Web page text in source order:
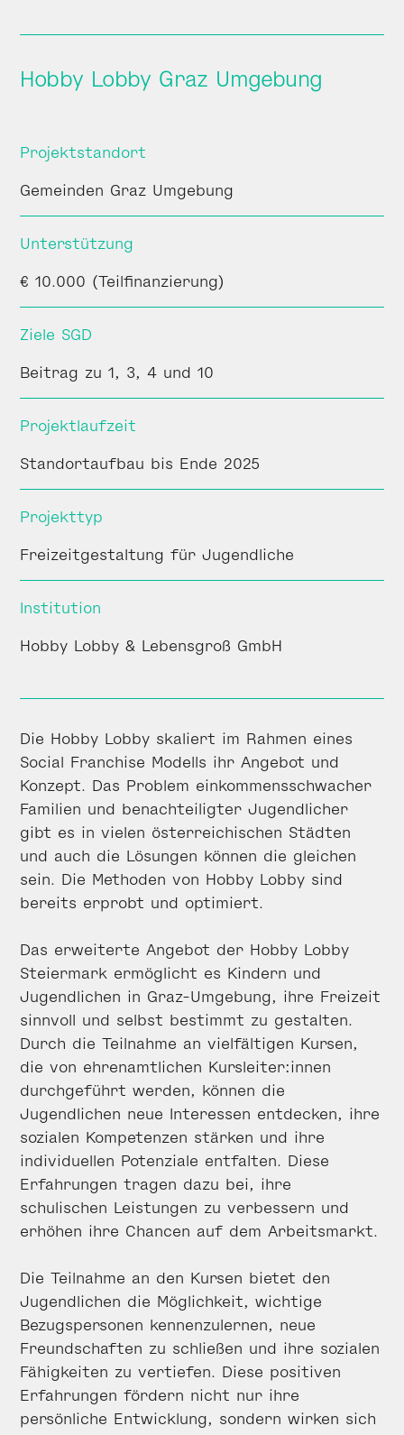
Hobby Lobby Graz Umgebung
Projektstandort
Gemeinden Graz Umgebung
Unterstützung
€ 10.000 (Teilfinanzierung)
Ziele SGD
Beitrag zu 1, 3, 4 und 10
Projektlaufzeit
Standortaufbau bis Ende 2025
Projekttyp
Freizeitgestaltung für Jugendliche
Institution
Hobby Lobby & Lebensgroß GmbH
Die Hobby Lobby skaliert im Rahmen eines
Social Franchise Modells ihr Angebot und
Konzept. Das Problem einkommensschwacher
Familien und benachteiligter Jugendlicher
gibt es in vielen österreichischen Städten
und auch die Lösungen können die gleichen
sein. Die Methoden von Hobby Lobby sind
bereits erprobt und optimiert.
Das erweiterte Angebot der Hobby Lobby
Steiermark ermöglicht es Kindern und
Jugendlichen in Graz-Umgebung, ihre Freizeit
sinnvoll und selbst bestimmt zu gestalten.
Durch die Teilnahme an vielfältigen Kursen,
die von ehrenamtlichen Kursleiter:innen
durchgeführt werden, können die
Jugendlichen neue Interessen entdecken, ihre
sozialen Kompetenzen stärken und ihre
individuellen Potenziale entfalten. Diese
Erfahrungen tragen dazu bei, ihre
schulischen Leistungen zu verbessern und
erhöhen ihre Chancen auf dem Arbeitsmarkt.
Die Teilnahme an den Kursen bietet den
Jugendlichen die Möglichkeit, wichtige
Bezugspersonen kennenzulernen, neue
Freundschaften zu schließen und ihre sozialen
Fähigkeiten zu vertiefen. Diese positiven
Erfahrungen fördern nicht nur ihre
persönliche Entwicklung, sondern wirken sich